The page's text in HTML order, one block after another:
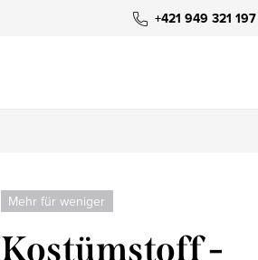
+421 949 321 197
Mehr für weniger
Kostümstoff -